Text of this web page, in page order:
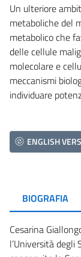
Un ulteriore
metaboliche del
metabolico che
delle cellule
molecolare e
meccanismi
individuare
ENGLISH
BIOGRAFIA
Cesarina
l’Università